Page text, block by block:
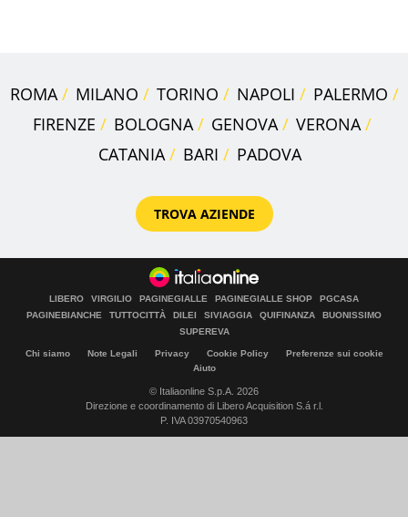
ROMA MILANO TORINO NAPOLI
PALERMO
FIRENZE
BOLOGNA GENOVA
VERONA
CATANIA
BARI PADOVA
TROVA AZIENDE
LIBERO VIRGILIO PAGINEGIALLE PAGINEGIALLE SHOP
PGCASA
PAGINEBIANCHE
TUTTOCITTÀ DILEI SIVIAGGIA QUIFINANZA
BUONISSIMO
SUPEREVA
Chi siamo Note Legali Privacy Cookie Policy
Preferenze sui cookie
Aiuto
© Italiaonline S.p.A. 2026
Direzione e coordinamento di Libero Acquisition S.á r.l.
P. IVA 03970540963